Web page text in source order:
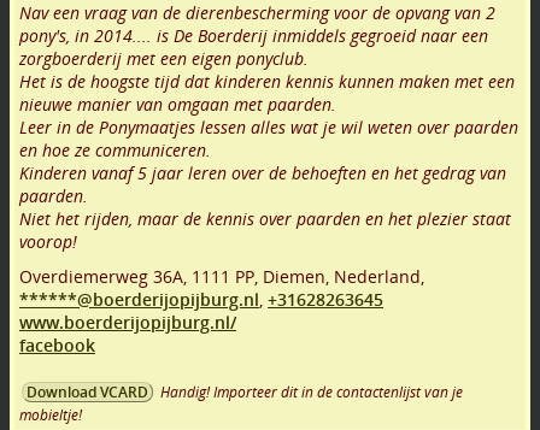
Nav een vraag van de dierenbescherming voor de opvang van 2
pony's, in 2014.... is De Boerderij inmiddels gegroeid naar een
zorgboerderij met een eigen ponyclub.
Het is de hoogste tijd dat kinderen kennis kunnen maken met een
nieuwe manier van omgaan met paarden.
Leer in de Ponymaatjes lessen alles wat je wil weten over paarden
en hoe ze communiceren.
Kinderen vanaf 5 jaar leren over de behoeften en het gedrag van
paarden.
Niet het rijden, maar de kennis over paarden en het plezier staat
voorop!
Overdiemerweg 36A, 1111 PP, Diemen, Nederland,
******@boerderijopijburg.nl, +31628263645
www.boerderijopijburg.nl/
facebook
Download VCARD
Handig! Importeer dit in de contactenlijst van je
mobieltje!